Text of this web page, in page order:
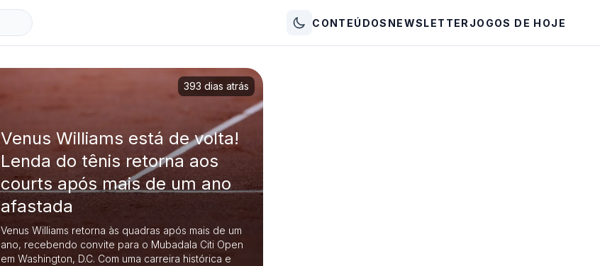
CONTEÚDOS NEWSLETTER JOGOS DE HOJE
Venus Williams está de volta!
Lenda do tênis retorna aos
courts após mais de um ano
afastada
Venus Williams retorna às quadras após mais de um
ano, recebendo convite para o Mubadala Citi Open
em Washington, D.C. Com uma carreira histórica e
393 dias atrás